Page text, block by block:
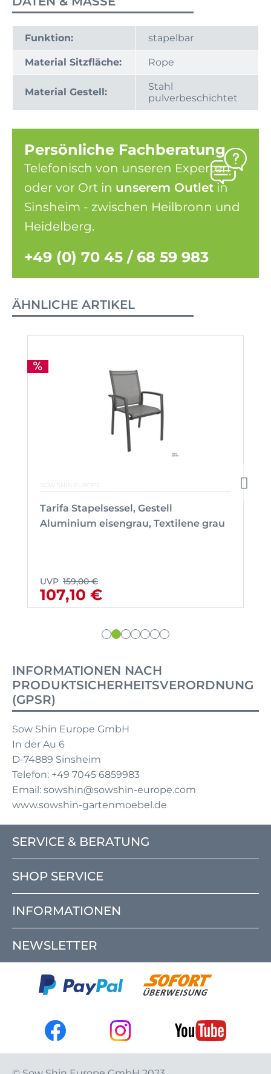
Funktion: stapelbar
Material Sitzfläche: Rope
Material Gestell:
Stahl
pulverbeschichtet
Persönliche Fachberatung
Telefonisch von unseren Experten
oder vor Ort in unserem Outlet in
Sinsheim - zwischen Heilbronn und
Heidelberg.
+49 (0) 70 45 / 68 59 983
ÄHNLICHE ARTIKEL
SOW SHIN EUROPE
Tarifa Stapelsessel, Gestell
Aluminium eisengrau, Textilene grau
UVP 159,00 €
107,10 €
INFORMATIONEN NACH
PRODUKTSICHERHEITSVERORDNUNG
(GPSR)
Sow Shin Europe GmbH
In der Au 6
D-74889 Sinsheim
Telefon: +49 7045 6859983
Email: sowshin@sowshin-europe.com
www.sowshin-gartenmoebel.de
SERVICE & BERATUNG
SHOP SERVICE
INFORMATIONEN
NEWSLETTER